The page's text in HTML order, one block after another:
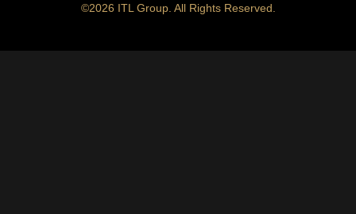
©2026 ITL Group. All Rights Reserved.